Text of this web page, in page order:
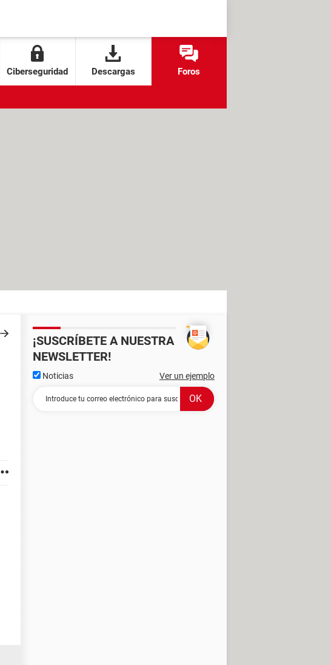
Ciberseguridad Descargas Foros
¡SUSCRÍBETE A NUESTRA
NEWSLETTER!
Noticias Ver un ejemplo